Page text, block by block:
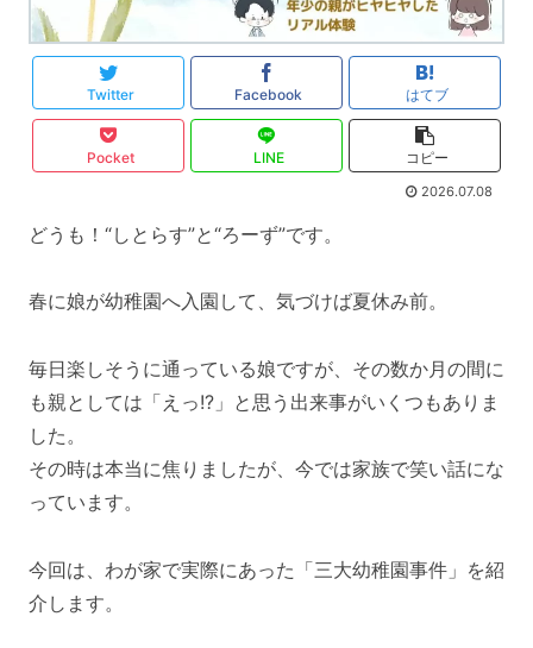
Twitter Facebook はてブ
Pocket LINE コピー
2026.07.08
どうも！“しとらす”と“ろーず”です。
春に娘が幼稚園へ入園して、気づけば夏休み前。
毎日楽しそうに通っている娘ですが、その数か月の間に
も親としては「えっ!?」と思う出来事がいくつもありま
した。
その時は本当に焦りましたが、今では家族で笑い話にな
っています。
今回は、わが家で実際にあった「三大幼稚園事件」を紹
介します。